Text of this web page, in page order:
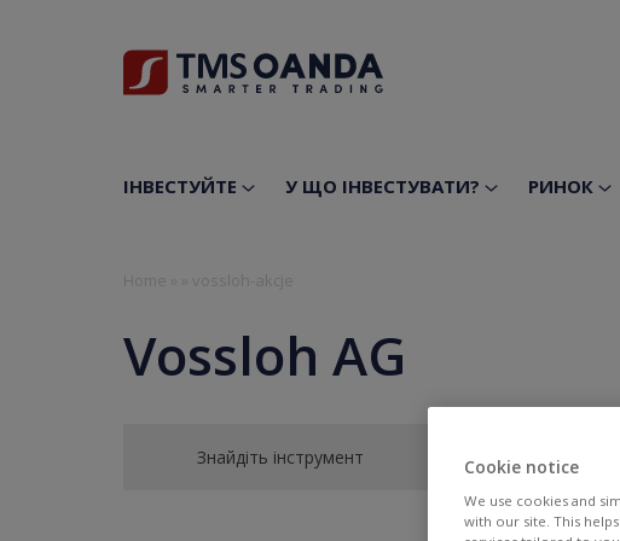
ІНВЕСТУЙТЕ У ЩО ІНВЕСТУВАТИ? РИНОК
Vossloh AG
Знайдіть інструмент Cookie notice
We use cookies and
with our site. This